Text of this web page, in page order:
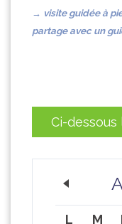
→ visite guidée à
partage avec un
Ci-
L M